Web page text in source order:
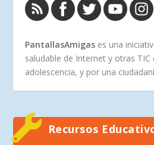
PantallasAmigas es una
saludable de Internet y otras TIC
adolescencia, y por una
Recursos